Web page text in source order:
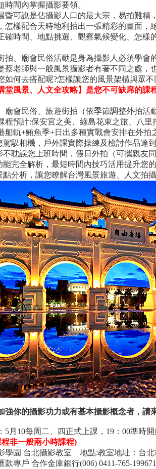
時間內掌握攝影要領。
昏可說是佔攝影人口的最大宗，易拍難
怎樣配合天時地利拍出一張精彩的畫面，
確時間、地點挑選、觀察氣候變化、怎樣
拍、廟會民俗活動是身為攝影人必須學
蔡老師與一般風景攝影者有著不同之處，
如何去搭配呢?怎樣讓您的風景架構與眾
堂風景、人文全攻略】是您不可缺席的課
廟會民俗、旅遊街拍（依季節調整外拍活
計:保安宮之美、綠島花東之旅、八里
+鮪魚季+日出多種實戰會安排在外拍
馭相機，戶外課實際操練及檢討作品達到
耽誤您上班時間，假日外拍（可攜親友
完全解析，最短時間內技巧活用提升您的
分析，讓您瞭解台灣風景旅遊、人文拍攝
強你的攝影功力或有基本攝影概念者，請
5月10每周二、四正式上課，19：00準時開
非一般兩小時課程)
學園 台北攝影教室 地點:教室地址：台
款專戶 合作金庫銀行(006) 0411-765-